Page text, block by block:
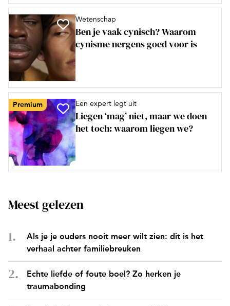
Wetenschap
Ben je vaak cynisch? Waarom
cynisme nergens goed voor is
Premium Een expert legt uit
Liegen ‘mag’ niet, maar we doen
het toch: waarom liegen we?
Meest gelezen
Als je je ouders nooit meer wilt zien: dit is het
verhaal achter familiebreuken
Echte liefde of foute boel? Zo herken je
traumabonding